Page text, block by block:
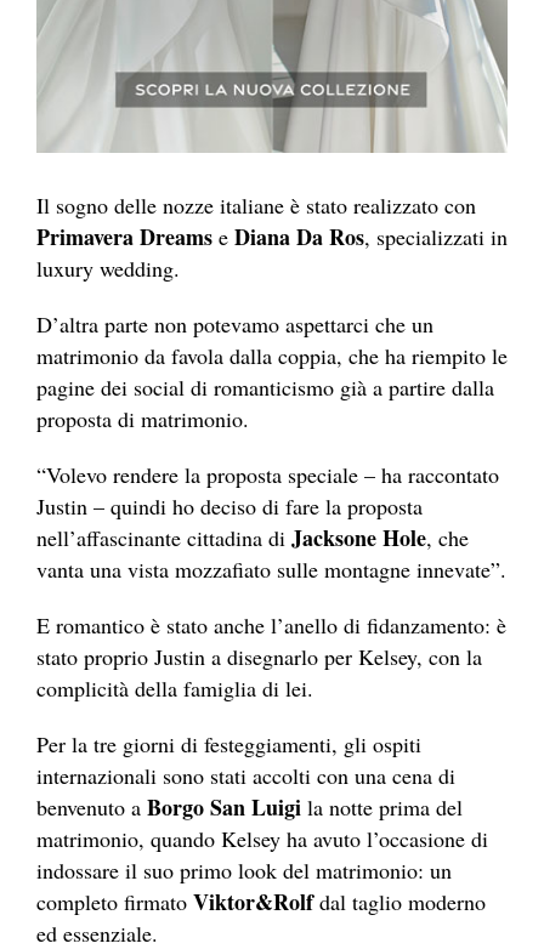
Il sogno delle nozze italiane è stato realizzato con
Primavera Dreams e Diana Da Ros, specializzati in
luxury wedding.
D’altra parte non potevamo aspettarci che un
matrimonio da favola dalla coppia, che ha riempito le
pagine dei social di romanticismo già a partire dalla
proposta di matrimonio.
“Volevo rendere la proposta speciale – ha raccontato
Justin – quindi ho deciso di fare la proposta
nell’affascinante cittadina di JacksoneHole, che
vanta una vista mozzafiato sulle montagne innevate”.
E romantico è stato anche l’anello di fidanzamento: è
stato proprio Justin a disegnarlo per Kelsey, con la
complicità della famiglia di lei.
Per la tre giorni di festeggiamenti, gli ospiti
internazionali sono stati accolti con una cena di
benvenuto a Borgo San Luigi la notte prima del
matrimonio, quando Kelsey ha avuto l’occasione di
indossare il suo primo look del matrimonio: un
completo firmato Viktor&Rolfdal taglio moderno
ed essenziale.